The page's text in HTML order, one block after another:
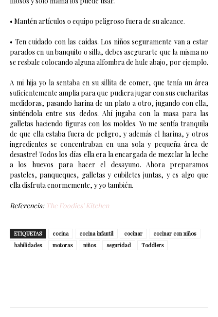
• Mantén artículos o equipo peligroso fuera de su alcance.
• Ten cuidado con las caídas. Los niños seguramente van a estar
parados en un banquito o silla, debes asegurarte que la misma no
se resbale colocando alguna alfombra de hule abajo, por ejemplo.
A mi hija yo la sentaba en su sillita de comer, que tenía un área
suficientemente amplia para que pudiera jugar con sus cucharitas
medidoras, pasando harina de un plato a otro, jugando con ella,
sintiéndola entre sus dedos. Ahí jugaba con la masa para las
galletas haciendo figuras con los moldes. Yo me sentía tranquila
de que ella estaba fuera de peligro, y además el harina, y otros
ingredientes se concentraban en una sola y pequeña área de
desastre! Todos los días ella era la encargada de mezclar la leche
a los huevos para hacer el desayuno. Ahora preparamos
pasteles, panqueques, galletas y cubiletes juntas, y es algo que
ella disfruta enormemente, y yo también.
Referencia: The Foodies’ Kitchen
ETIQUETAS cocina cocina infantil cocinar
cocinar con niños
habilidades
motoras niños seguridad Toddlers